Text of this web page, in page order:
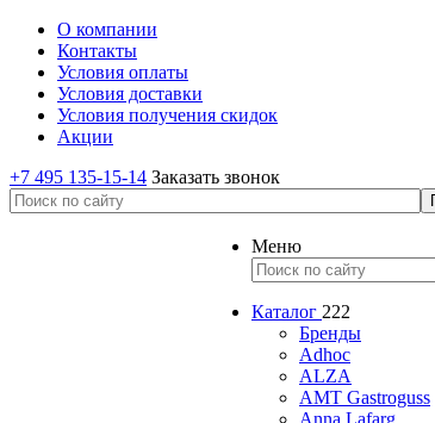
О компании
Контакты
Условия оплаты
Условия доставки
Условия получения скидок
Акции
+7 495 135-15-14 Заказать звонок
Меню
Каталог 222
Бренды
Adhoc
ALZA
AMT Gastroguss
Anna Lafarg